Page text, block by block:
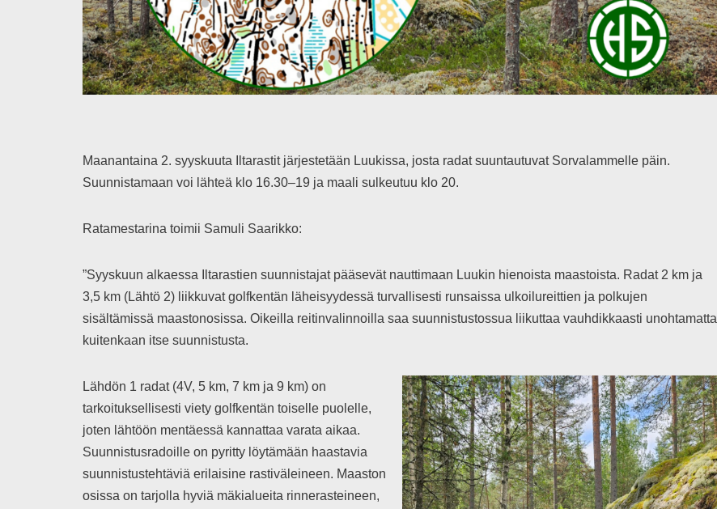
Maanantaina 2. syyskuuta Iltarastit järjestetään Luukissa, josta radat suuntautuvat Sorvalammelle päin.
Suunnistamaan voi lähteä klo 16.30–19 ja maali sulkeutuu klo 20.
Ratamestarina toimii Samuli Saarikko:
”Syyskuun alkaessa Iltarastien suunnistajat pääsevät nauttimaan Luukin hienoista maastoista. Radat 2 km ja
3,5 km (Lähtö 2) liikkuvat golfkentän läheisyydessä turvallisesti runsaissa ulkoilureittien ja polkujen
sisältämissä maastonosissa. Oikeilla reitinvalinnoilla saa suunnistustossua liikuttaa vauhdikkaasti unohtamatta
kuitenkaan itse suunnistusta.
Lähdön 1 radat (4V, 5 km, 7 km ja 9 km) on
tarkoituksellisesti viety golfkentän toiselle puolelle,
joten lähtöön mentäessä kannattaa varata aikaa.
Suunnistusradoille on pyritty löytämään haastavia
suunnistustehtäviä erilaisine rastiväleineen. Maaston
osissa on tarjolla hyviä mäkialueita rinnerasteineen,